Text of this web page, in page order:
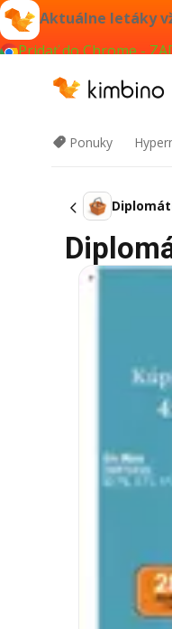
Aktuálne letáky
Pridať do Chrome -
Ponuky